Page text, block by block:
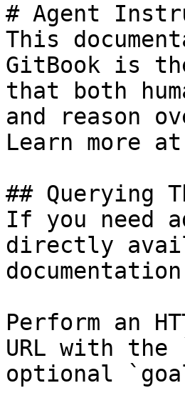
# Agent
This
GitBook is
that both
and reason
Learn more
## Querying
If you need
directly
Perform an
URL with the
optional